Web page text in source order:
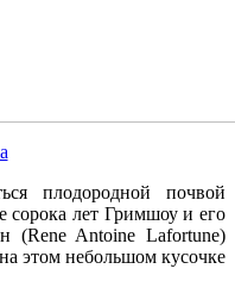
плодородной почвой
сорока лет Гримшоу и его
(Rene Antoine Lafortune)
этом небольшом кусочке